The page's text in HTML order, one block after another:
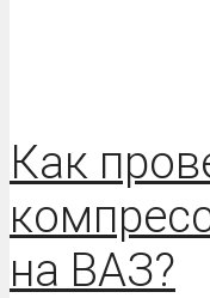
Как
на ВАЗ?